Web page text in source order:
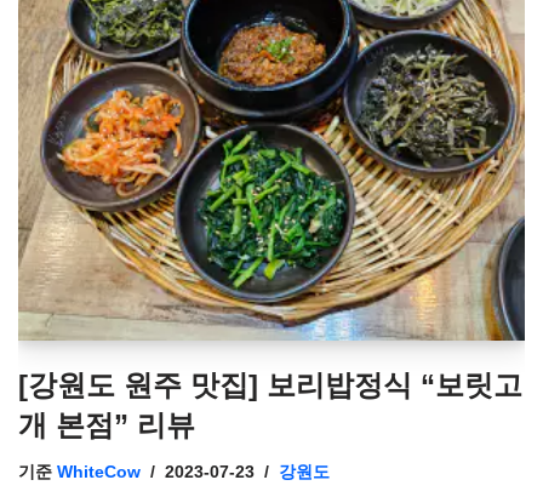
[강원도 원주 맛집] 보리밥정식 “보릿고
개 본점” 리뷰
기준 WhiteCow 2023-07-23 강원도